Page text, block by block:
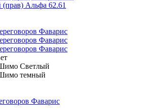
(прав) Альфа 62.61
Светлый
темный
Фаварис